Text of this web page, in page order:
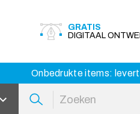
GRATIS
DIGITAAL
Onbedrukte items: